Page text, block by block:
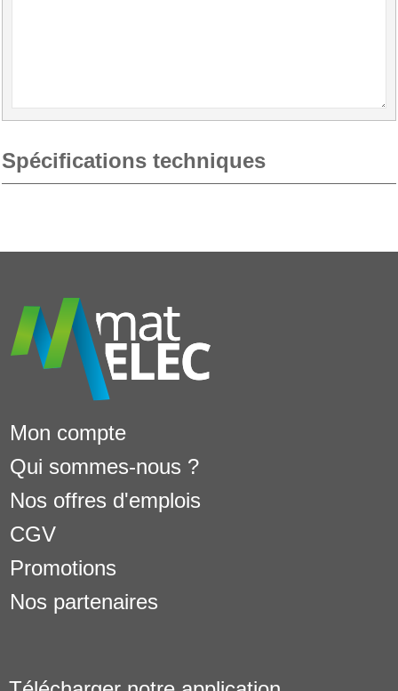
Spécifications techniques
Mon compte
Qui sommes-nous ?
Nos offres d'emplois
CGV
Promotions
Nos partenaires